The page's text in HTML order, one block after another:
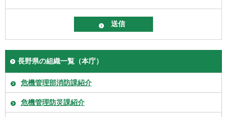
長野県の組織一覧（本庁）
危機管理部消防課紹介
危機管理防災課紹介